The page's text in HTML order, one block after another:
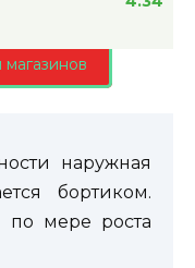
наружная
бортиком.
по мере роста